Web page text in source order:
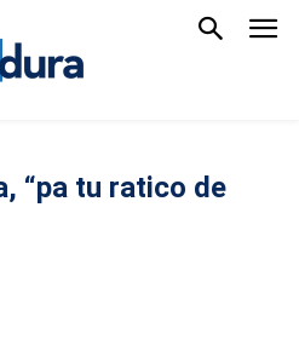
“pa tu ratico de